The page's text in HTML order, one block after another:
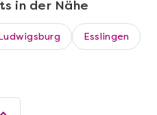
in
in der Nähe
Esslingen